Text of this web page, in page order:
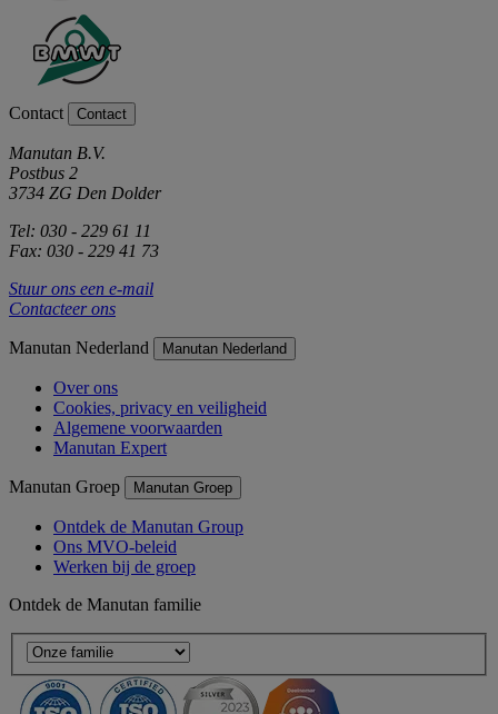
Contact Contact
Manutan B.V.
Postbus 2
3734 ZG Den Dolder
Tel: 030 - 229 61 11
Fax: 030 - 229 41 73
Stuur ons een e-mail
Contacteer ons
Manutan Nederland Manutan Nederland
Over ons
Cookies, privacy en veiligheid
Algemene voorwaarden
Manutan Expert
Manutan Groep Manutan Groep
Ontdek de Manutan Group
Ons MVO-beleid
Werken bij de groep
Ontdek de Manutan familie